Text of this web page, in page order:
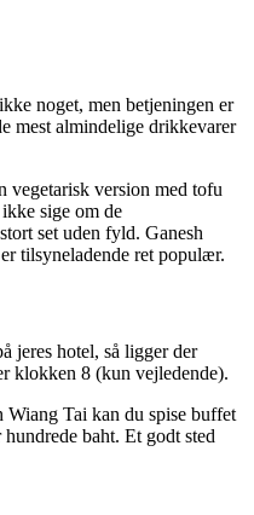
noget, men betjeningen er
mest almindelige drikkevarer
vegetarisk version med tofu
sige om de
set uden fyld. Ganesh
tilsyneladende ret populær.
jeres hotel, så ligger der
klokken 8 (kun vejledende).
Wiang Tai kan du spise buffet
baht. Et godt sted